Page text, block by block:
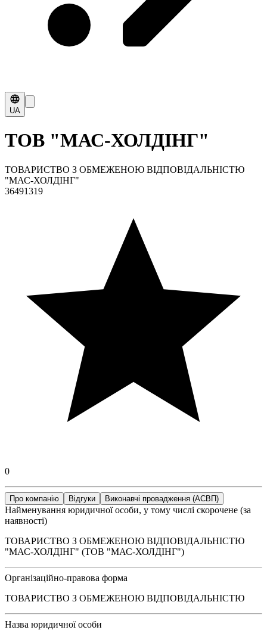
UA
ТОВ "МАС-ХОЛДІНГ"
ТОВАРИСТВО З ОБМЕЖЕНОЮ ВІДПОВІДАЛЬНІСТЮ
"МАС-ХОЛДІНГ"
36491319
0
Про компанію Відгуки Виконавчі провадження (АСВП)
Найменування юридичної особи, у тому числі скорочене (за
наявності)
ТОВАРИСТВО З ОБМЕЖЕНОЮ ВІДПОВІДАЛЬНІСТЮ
"МАС-ХОЛДІНГ" (ТОВ "МАС-ХОЛДІНГ")
Організаційно-правова форма
ТОВАРИСТВО З ОБМЕЖЕНОЮ ВІДПОВІДАЛЬНІСТЮ
Назва юридичної особи